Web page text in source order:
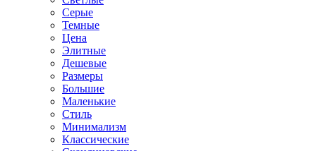
Серые
Темные
Цена
Элитные
Дешевые
Размеры
Большие
Маленькие
Стиль
Минимализм
Классические